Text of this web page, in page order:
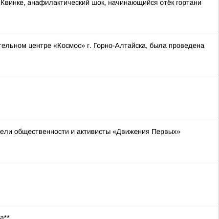
анафилактический шок, начинающийся отёк гортани
центре «Космос» г. Горно-Алтайска, была проведена
общественности и активисты «Движения Первых»